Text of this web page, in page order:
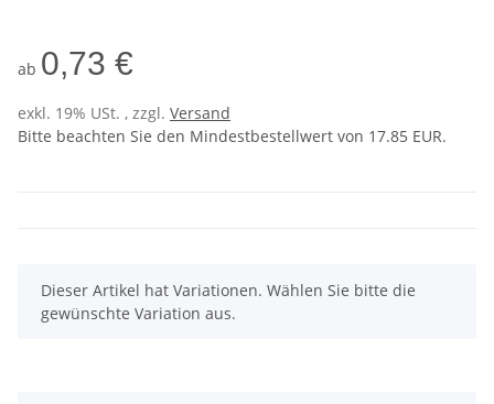
ab 0,73 €
exkl. 19% USt. , zzgl. Versand
Bitte beachten Sie den Mindestbestellwert von 17.85 EUR.
x
Dieser Artikel hat Variationen. Wählen Sie bitte die
gewünschte Variation aus.